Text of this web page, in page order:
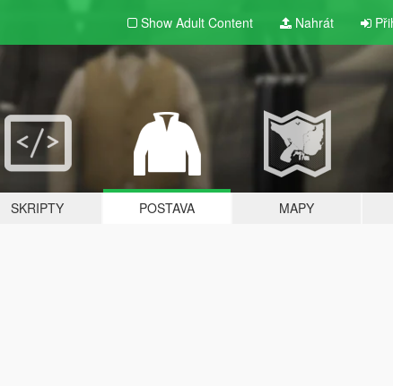
Show Adult Content Nahrát
SKRIPTY POSTAVA MAPY